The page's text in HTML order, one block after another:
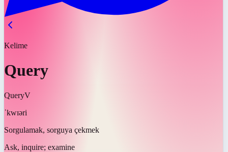
Kelime
Query
QueryV
ˈkwɪəri
Sorgulamak, sorguya çekmek
Ask, inquire; examine